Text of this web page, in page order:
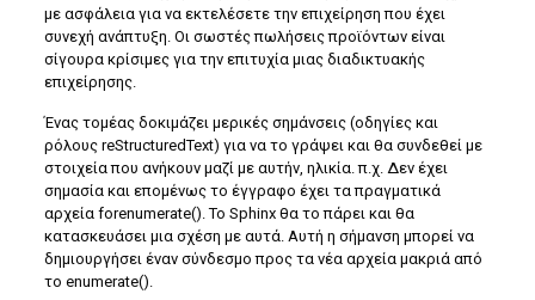
με ασφάλεια για να εκτελέσετε την επιχείρηση που έχει
συνεχή ανάπτυξη. Οι σωστές πωλήσεις προϊόντων είναι
σίγουρα κρίσιμες για την επιτυχία μιας διαδικτυακής
επιχείρησης.
Ένας τομέας δοκιμάζει μερικές σημάνσεις (οδηγίες και
ρόλους reStructuredText) για να το γράψει και θα συνδεθεί με
στοιχεία που ανήκουν μαζί με αυτήν, ηλικία. π.χ. Δεν έχει
σημασία και επομένως το έγγραφο έχει τα πραγματικά
αρχεία forenumerate(). Το Sphinx θα το πάρει και θα
κατασκευάσει μια σχέση με αυτά. Αυτή η σήμανση μπορεί να
δημιουργήσει έναν σύνδεσμο προς τα νέα αρχεία μακριά από
το enumerate().